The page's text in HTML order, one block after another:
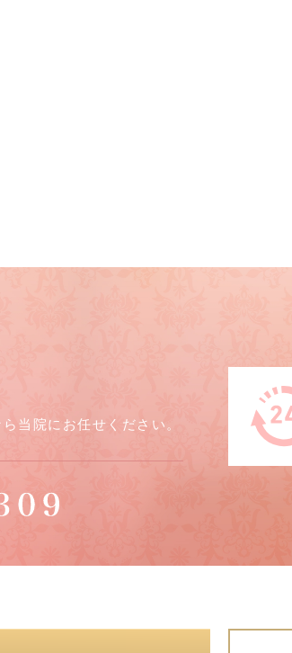
当院にお任せください。